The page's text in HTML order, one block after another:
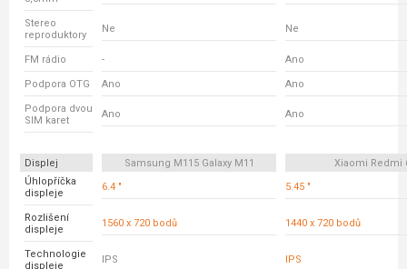
Stereo
reproduktory
Ne Ne
FM rádio - Ano
Podpora OTG Ano Ano
Podpora dvou
SIM karet
Ano Ano
Displej Samsung M115 Galaxy M11
Xiaomi Redmi
Úhlopříčka
displeje
6.4 " 5.45 "
Rozlišení
displeje
1560 x 720 bodů 1440 x 720 bodů
Technologie
displeje
IPS IPS